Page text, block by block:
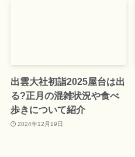
出雲大社初詣2025屋台は出
る?正月の混雑状況や食べ
歩きについて紹介
2024年12月19日